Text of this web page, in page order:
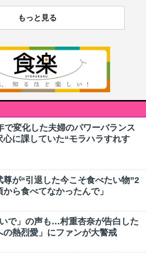
もっと見る
で変化した夫婦のパワーバランス
に課していた“モラハラすれす
尊が“引退した今こそ食べたい物”2
ら食べてなかったんで」
で」の声も…村重杏奈が告白した
の熱烈愛」にファンが大警戒